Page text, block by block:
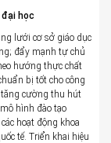
học
lưới cơ sở giáo dục
đẩy mạnh tự chủ
hướng thực chất
bị tốt cho công
tăng cường thu hút
hình đào tạo
hoạt động khoa
tế. Triển khai hiệu